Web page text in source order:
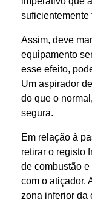
suficientemente
Assim, deve
equipamento
esse efeito,
Um aspirador
do que o
segura.
Em relação à
retirar o registo
de combustão
com o atiçador.
zona inferior da